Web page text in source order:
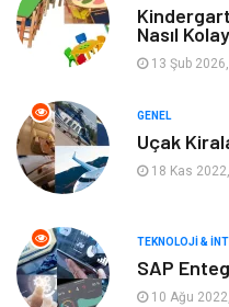
Yeme & İçme
Ev İşleri
Organizasyon
Astroloji
Mobilya
Bebek Giyim
Nasıl
13 Şub
GENEL
Uçak
18 Kas
TEKNOLOJI &
SAP
10 Ağu